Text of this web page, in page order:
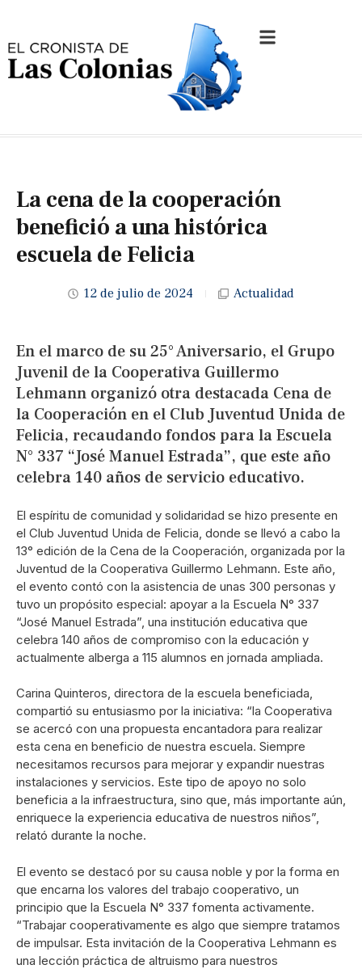
La cena de la cooperación
benefició a una histórica
escuela de Felicia
12 de julio de 2024 Actualidad
En el marco de su 25° Aniversario, el Grupo
Juvenil de la Cooperativa Guillermo
Lehmann organizó otra destacada Cena de
la Cooperación en el Club Juventud Unida de
Felicia, recaudando fondos para la Escuela
N° 337 “José Manuel Estrada”, que este año
celebra 140 años de servicio educativo.
El espíritu de comunidad y solidaridad se hizo presente en
el Club Juventud Unida de Felicia, donde se llevó a cabo la
13° edición de la Cena de la Cooperación, organizada por la
Juventud de la Cooperativa Guillermo Lehmann. Este año,
el evento contó con la asistencia de unas 300 personas y
tuvo un propósito especial: apoyar a la Escuela N° 337
“José Manuel Estrada”, una institución educativa que
celebra 140 años de compromiso con la educación y
actualmente alberga a 115 alumnos en jornada ampliada.
Carina Quinteros, directora de la escuela beneficiada,
compartió su entusiasmo por la iniciativa: “la Cooperativa
se acercó con una propuesta encantadora para realizar
esta cena en beneficio de nuestra escuela. Siempre
necesitamos recursos para mejorar y expandir nuestras
instalaciones y servicios. Este tipo de apoyo no solo
beneficia a la infraestructura, sino que, más importante aún,
enriquece la experiencia educativa de nuestros niños”,
relató durante la noche.
El evento se destacó por su causa noble y por la forma en
que encarna los valores del trabajo cooperativo, un
principio que la Escuela N° 337 fomenta activamente.
“Trabajar cooperativamente es algo que siempre tratamos
de impulsar. Esta invitación de la Cooperativa Lehmann es
una lección práctica de altruismo para nuestros